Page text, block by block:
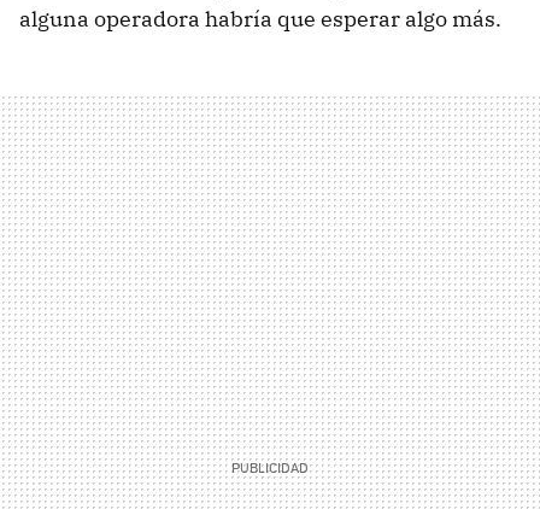
alguna operadora habría que esperar algo más.